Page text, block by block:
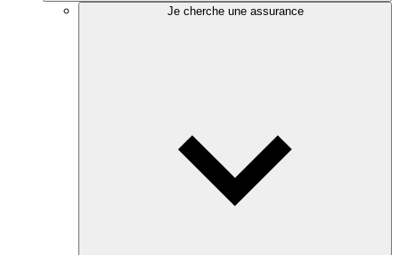
Je cherche une assurance